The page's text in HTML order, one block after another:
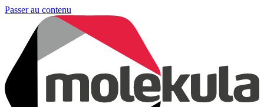
Passer au contenu